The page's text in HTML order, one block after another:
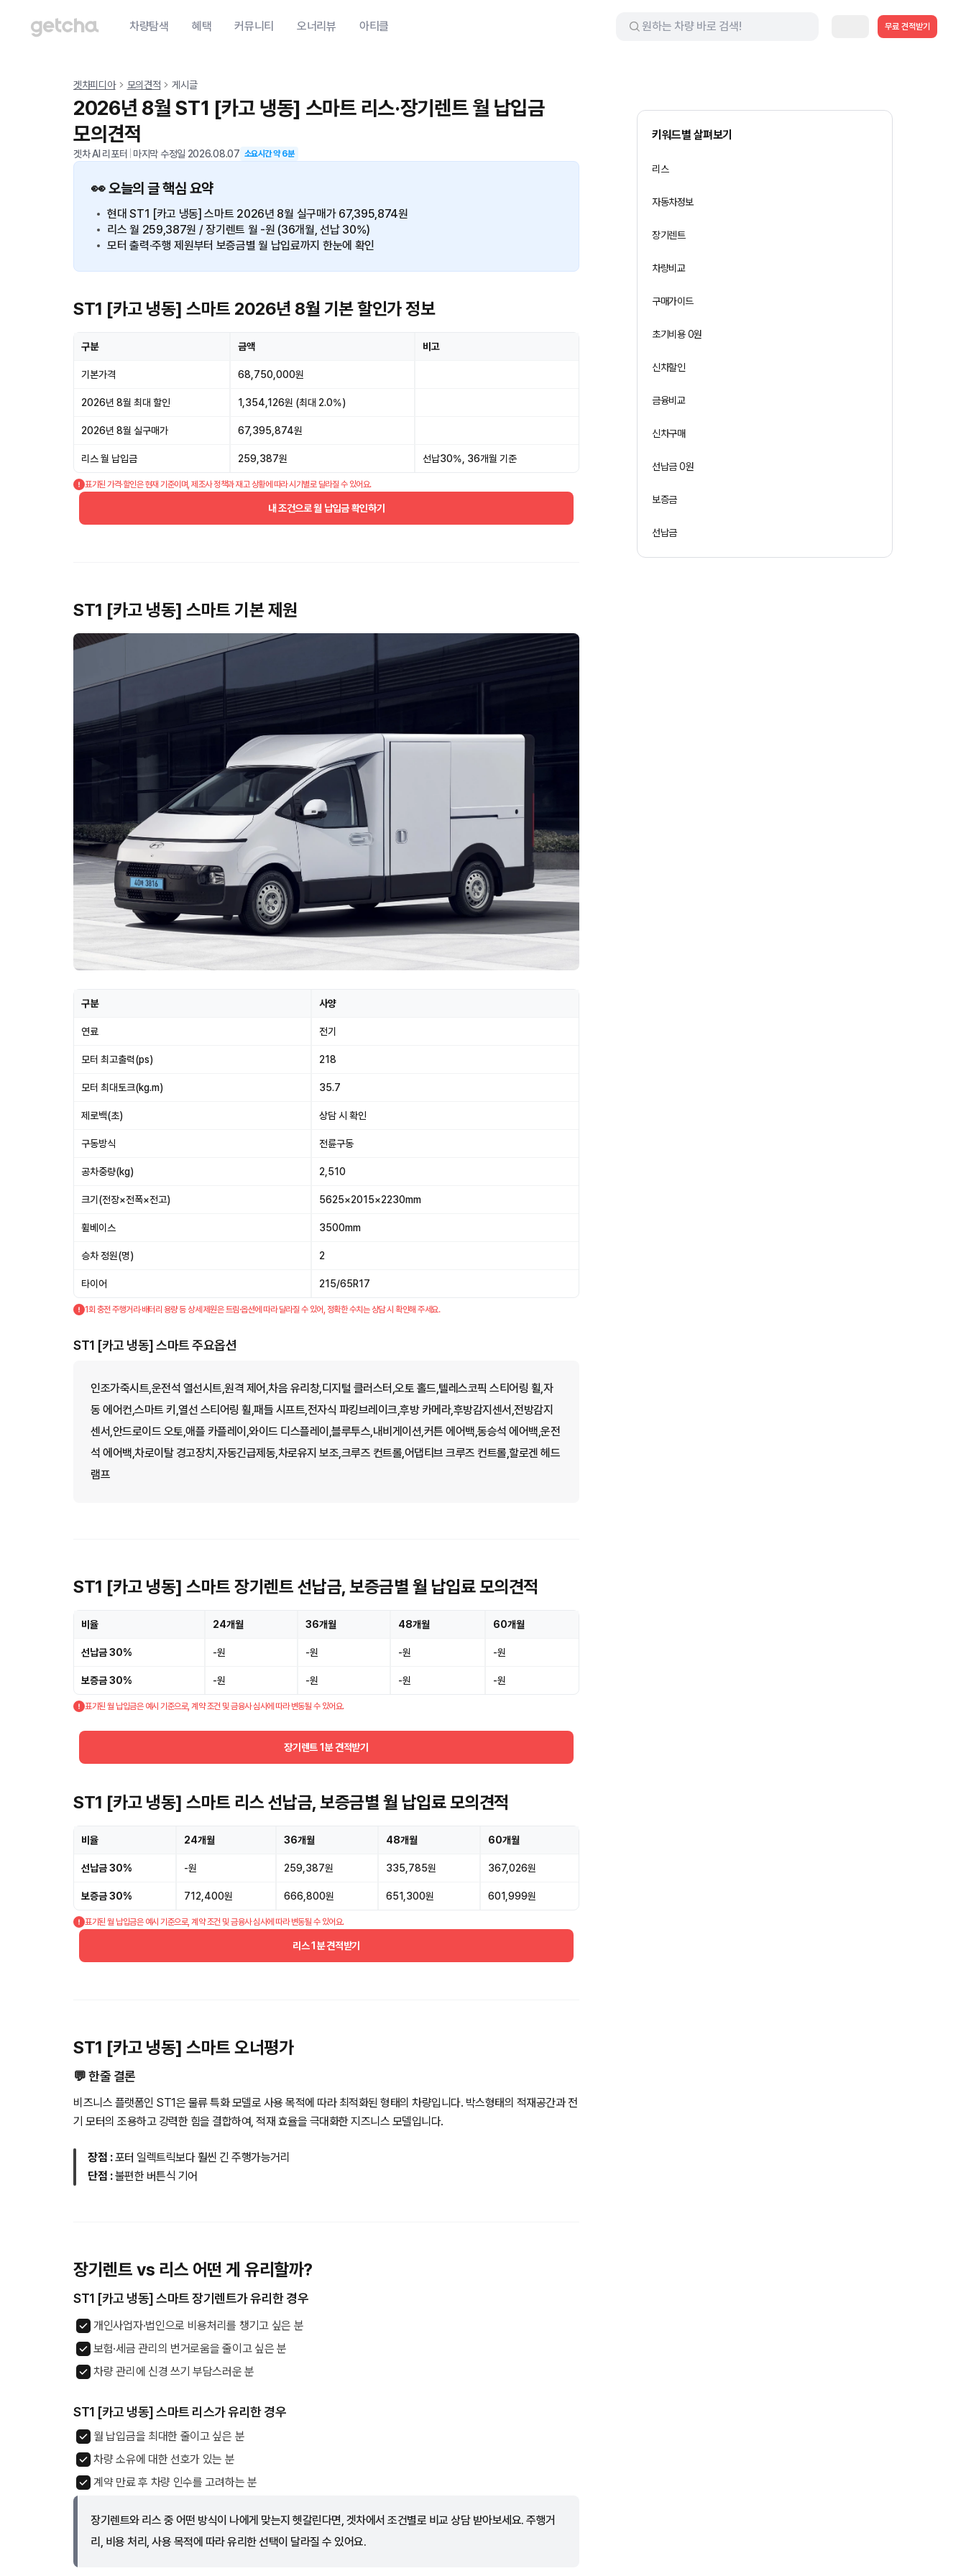
차량탐색 혜택 커뮤니티 오너리뷰 아티클 무료 견적받기
겟차피디아 모의견적 게시글
2026년 8월 ST1 [카고 냉동] 스마트 리스·장기렌트 월 납입금
모의견적
겟차 AI 리포터 마지막 수정일 2026.08.07 소요시간 약6분
👀 오늘의 글 핵심 요약
현대 ST1 [카고 냉동] 스마트 2026년 8월 실구매가 67,395,874원
리스 월 259,387원 / 장기렌트 월 -원 (36개월, 선납 30%)
모터 출력·주행 제원부터 보증금별 월 납입료까지 한눈에 확인
ST1 [카고 냉동] 스마트 2026년 8월 기본 할인가 정보
구분 금액 비고
기본가격 68,750,000원
2026년 8월 최대 할인 1,354,126원 (최대 2.0%)
2026년 8월 실구매가 67,395,874원
리스 월 납입금 259,387원 선납30%, 36개월 기준
표기된 가격·할인은 현재 기준이며, 제조사 정책과 재고 상황에 따라 시기별로 달라질 수 있어요.
내 조건으로 월 납입금 확인하기
ST1 [카고 냉동] 스마트 기본 제원
구분 사양
연료 전기
모터 최고출력(ps) 218
모터 최대토크(kg.m) 35.7
제로백(초) 상담 시 확인
구동방식 전륜구동
공차중량(kg) 2,510
크기(전장×전폭×전고) 5625×2015×2230mm
휠베이스 3500mm
승차 정원(명) 2
타이어 215/65R17
1회 충전 주행거리·배터리 용량 등 상세 제원은 트림·옵션에 따라 달라질 수 있어, 정확한 수치는 상담 시 확인해 주세요.
ST1 [카고 냉동] 스마트 주요옵션
인조가죽시트,운전석 열선시트,원격 제어,차음 유리창,디지털 클러스터,오토 홀드,텔레스코픽 스티어링 휠,자
동 에어컨,스마트 키,열선 스티어링 휠,패들 시프트,전자식 파킹브레이크,후방 카메라,후방감지센서,전방감지
센서,안드로이드 오토,애플 카플레이,와이드 디스플레이,블루투스,내비게이션,커튼 에어백,동승석 에어백,운전
석 에어백,차로이탈 경고장치,자동긴급제동,차로유지 보조,크루즈 컨트롤,어댑티브 크루즈 컨트롤,할로겐 헤드
램프
ST1 [카고 냉동] 스마트 장기렌트 선납금, 보증금별 월 납입료 모의견적
비율 24개월 36개월 48개월 60개월
선납금 30% -원 -원 -원 -원
보증금 30% -원 -원 -원 -원
표기된 월 납입금은 예시 기준으로, 계약 조건 및 금융사 심사에 따라 변동될 수 있어요.
장기렌트 1분 견적받기
ST1 [카고 냉동] 스마트 리스 선납금, 보증금별 월 납입료 모의견적
비율 24개월 36개월 48개월 60개월
선납금 30% -원 259,387원 335,785원 367,026원
보증금 30% 712,400원 666,800원 651,300원 601,999원
표기된 월 납입금은 예시 기준으로, 계약 조건 및 금융사 심사에 따라 변동될 수 있어요.
리스 1분 견적받기
ST1 [카고 냉동] 스마트 오너평가
💬 한줄 결론
비즈니스 플랫폼인 ST1은 물류 특화 모델로 사용 목적에 따라 최적화된 형태의 차량입니다. 박스형태의 적재공간과 전
기 모터의 조용하고 강력한 힘을 결합하여, 적재 효율을 극대화한 지즈니스 모델입니다.
장점 :포터 일렉트릭보다 훨씬 긴 주행가능거리
단점 :불편한 버튼식 기어
장기렌트 vs 리스 어떤 게 유리할까?
ST1 [카고 냉동] 스마트 장기렌트가 유리한 경우
개인사업자·법인으로 비용처리를 챙기고 싶은 분
보험·세금 관리의 번거로움을 줄이고 싶은 분
차량 관리에 신경 쓰기 부담스러운 분
ST1 [카고 냉동] 스마트 리스가 유리한 경우
월 납입금을 최대한 줄이고 싶은 분
차량 소유에 대한 선호가 있는 분
계약 만료 후 차량 인수를 고려하는 분
장기렌트와 리스 중 어떤 방식이 나에게 맞는지 헷갈린다면, 겟차에서 조건별로 비교 상담 받아보세요. 주행거
리, 비용 처리, 사용 목적에 따라 유리한 선택이 달라질 수 있어요.
키워드별 살펴보기
리스
자동차정보
장기렌트
차량비교
구매가이드
초기비용 0원
신차할인
금융비교
신차구매
선납금 0원
보증금
선납금